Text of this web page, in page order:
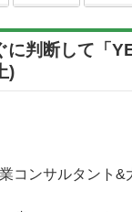
判断して「
)
コンサルタント&